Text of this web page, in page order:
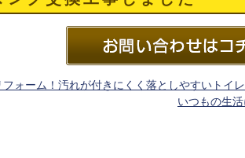
ォーム！汚れが付きにくく落としやすいトイ
いつもの生